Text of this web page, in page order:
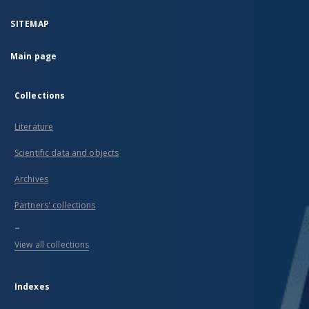
SITEMAP
Main page
Collections
Literature
Scientific data and objects
Archives
Partners' collections
...
View all collections
Indexes